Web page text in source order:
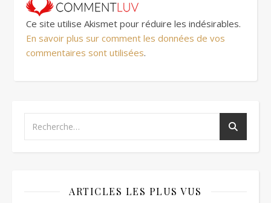
Ce site utilise Akismet pour réduire les indésirables.
En savoir plus sur comment les données de vos
commentaires sont utilisées.
ARTICLES LES PLUS VUS